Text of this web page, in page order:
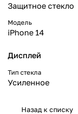
Защитное стекло
Модель
iPhone 14
Дисплей
Тип стекла
Усиленное
Назад к списку